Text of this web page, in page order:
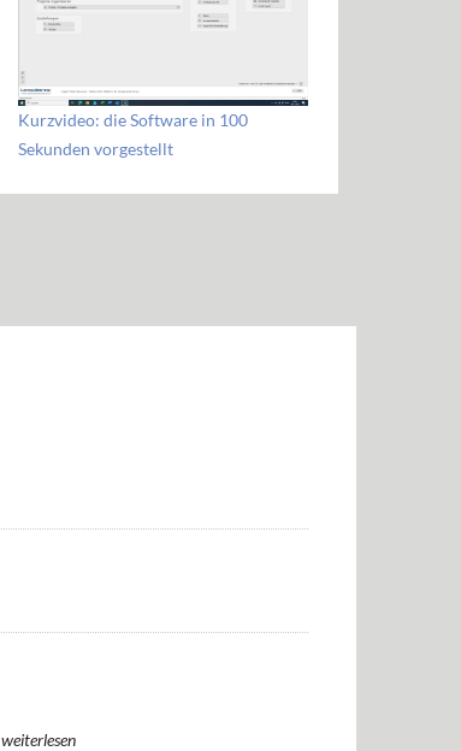
Kurzvideo: die Software in 100
Sekunden vorgestellt
weiterlesen